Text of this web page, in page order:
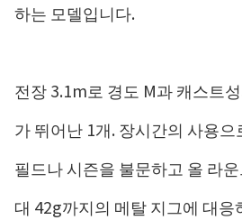
하는 모델입니다.
전장 3.1m로 경도 M과 캐스트
가 뛰어난 1개. 장시간의 사용
필드나 시즌을 불문하고 올 라
대 42g까지의 메탈 지그에 대응